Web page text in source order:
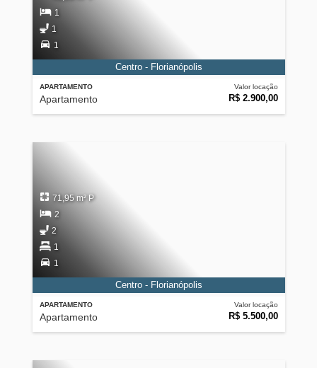
APARTAMENTO
Apartamento
Valor locação
R$ 2.900,00
1
1
1
Centro - Florianópolis
APARTAMENTO
Apartamento
Valor locação
R$ 5.500,00
71,95 m² P
2
2
1
1
Centro - Florianópolis